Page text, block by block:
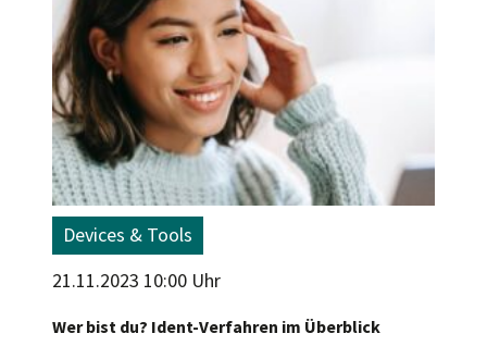
Devices & Tools
21.11.2023 10:00 Uhr
Wer bist du? Ident-Verfahren im Überblick